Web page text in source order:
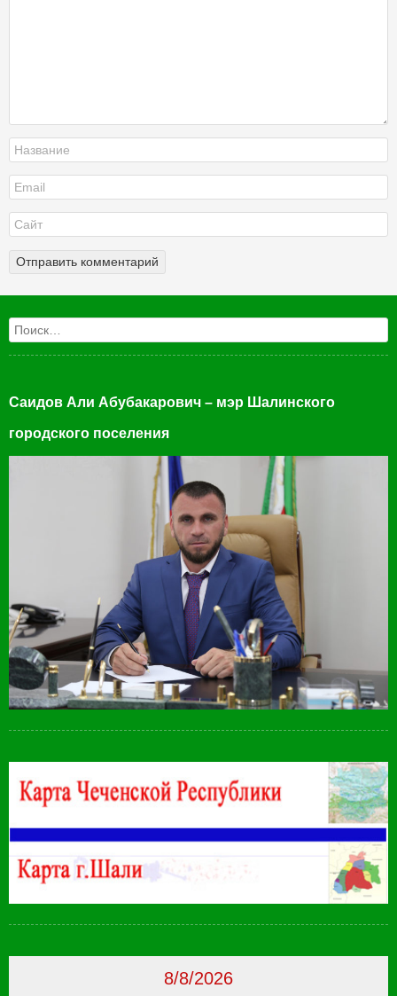
Поиск
Саидов Али Абубакарович – мэр Шалинского
городского поселения
8/8/2026